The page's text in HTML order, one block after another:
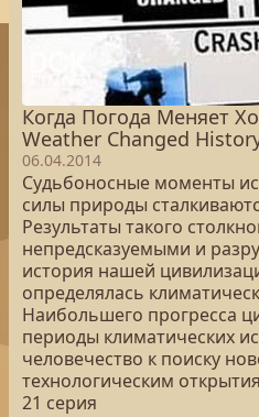
Когда Погода Меняет
Weather Changed
06.04.2014
Судьбоносные моменты
силы природы
Результаты такого
непредсказуемыми и
история нашей
определялась
Наибольшего прогресса
периоды климатических
человечество к поиску
технологическим
21 серия